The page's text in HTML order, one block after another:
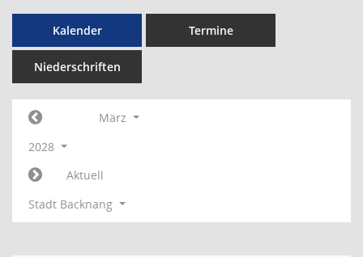
Kalender Termine
Niederschriften
März
2028
Aktuell
Stadt Backnang